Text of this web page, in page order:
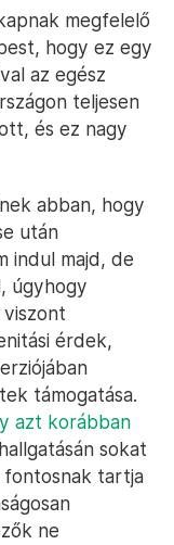
megfelelő
hogy ez egy
az egész
teljesen
és ez nagy
abban, hogy
után
indul majd, de
úgyhogy
érdek,
támogatása.
azt korábban
sokat
fontosnak tartja
ne